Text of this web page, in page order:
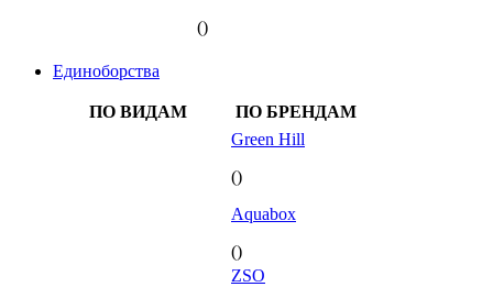
()
Единоборства
ПО ВИДАМ
ПО БРЕНДАМ
Green Hill
()
Aquabox
()
ZSO